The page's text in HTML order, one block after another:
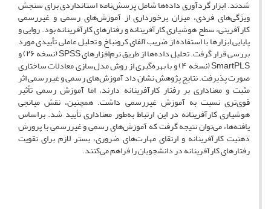
شدند. ابزار گردآوری داده‌ها شامل پرسش‌نامه استانداردی برای سنجش
ویژگی‌های فردی، میزان برخورداری از آموزش‌های رسمی و غیررسمی
کارآفرینی، سطح هوشیاری کارآفرینانه و رفتارهای کارآفرینانه بود. روایی و
پایایی ابزارها با استفاده از ضریب آلفای کرونباخ و تحلیل عاملی تأییدی مورد
بررسی قرار گرفت. تحلیل داده‌ها از طریق نرم‌افزارهای SPSS (نسخه ۲۶) و
SmartPLS (نسخه ۴) و با بهره‌گیری از روش مدل‌سازی معادلات ساختاری
صورت پذیرفت. نتایج پژوهش نشان داد آموزش‌های رسمی و غیررسمی اثر
مثبت و معناداری بر رفتار کارآفرینانه دارند، اما آموزش رسمی تأثیر
قوی‌تری نسبت به آموزش غیررسمی داشت. همچنین، نقش میانجی
هوشیاری کارآفرینانه در این ارتباط به‌طور معناداری تأیید شد. براساس
یافته‌ها، می‌توان نتیجه گرفت که آموزش‌های رسمی و غیررسمی با پرورش
ذهنیت کارآفرینانه و ارتقای مهارت‌های ضروری، بستر لازم برای تقویت
رفتارهای کارآفرینانه در دانشجویان را فراهم می‌کنند.